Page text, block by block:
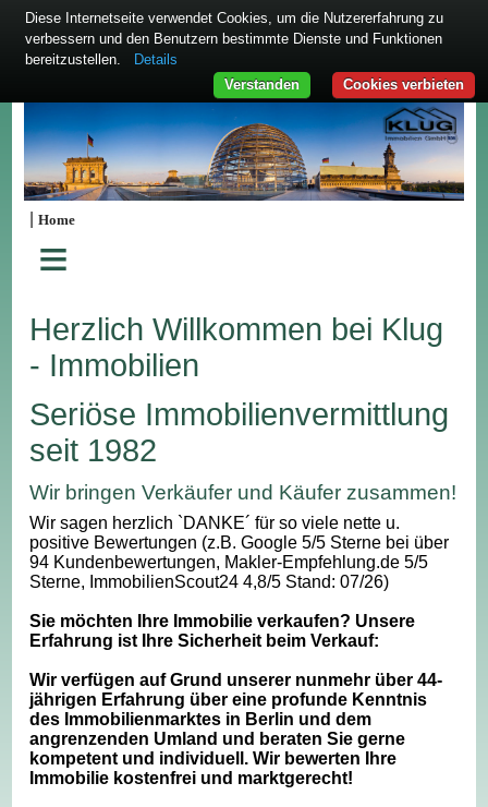
|Home
≡
Herzlich Willkommen bei Klug
- Immobilien
Seriöse Immobilienvermittlung
seit 1982
Wir bringen Verkäufer und Käufer zusammen!
Wir sagen herzlich `DANKE´ für so viele nette u.
positive Bewertungen (z.B. Google 5/5 Sterne bei über
94 Kundenbewertungen, Makler-Empfehlung.de 5/5
Sterne, ImmobilienScout24 4,8/5 Stand: 07/26)
Sie möchten Ihre Immobilie verkaufen? Unsere
Erfahrung ist Ihre Sicherheit beim Verkauf:
Wir verfügen auf Grund unserer nunmehr über 44-
jährigen Erfahrung über eine profunde Kenntnis
des Immobilienmarktes in Berlin und dem
angrenzenden Umland und beraten Sie gerne
kompetent und individuell. Wir bewerten Ihre
Immobilie kostenfrei und marktgerecht!
Diese Internetseite verwendet Cookies, um die Nutzererfahrung zu
verbessern und den Benutzern bestimmte Dienste und Funktionen
bereitzustellen.
Details
Cookies verbieten
Verstanden